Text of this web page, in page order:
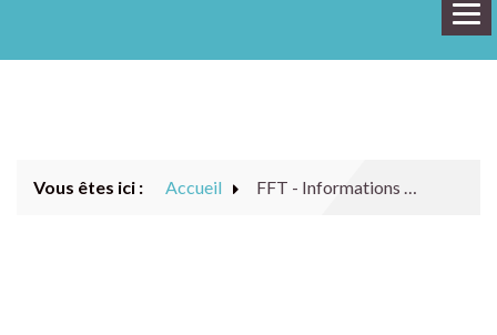
NOTRE CLUB
Vous êtes ici : Accueil FFT - Informations concernant la suite de la saison 2019-2020